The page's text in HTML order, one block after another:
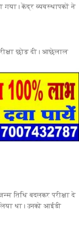
गया। केंद्र व्यवस्थापकों ने
छोड़ दी। आछेलाल
तिथि बदलकर परीक्षा दे
था। उनको आईडी